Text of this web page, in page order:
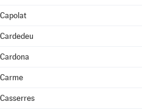
Capolat
Cardedeu
Cardona
Carme
Casserres